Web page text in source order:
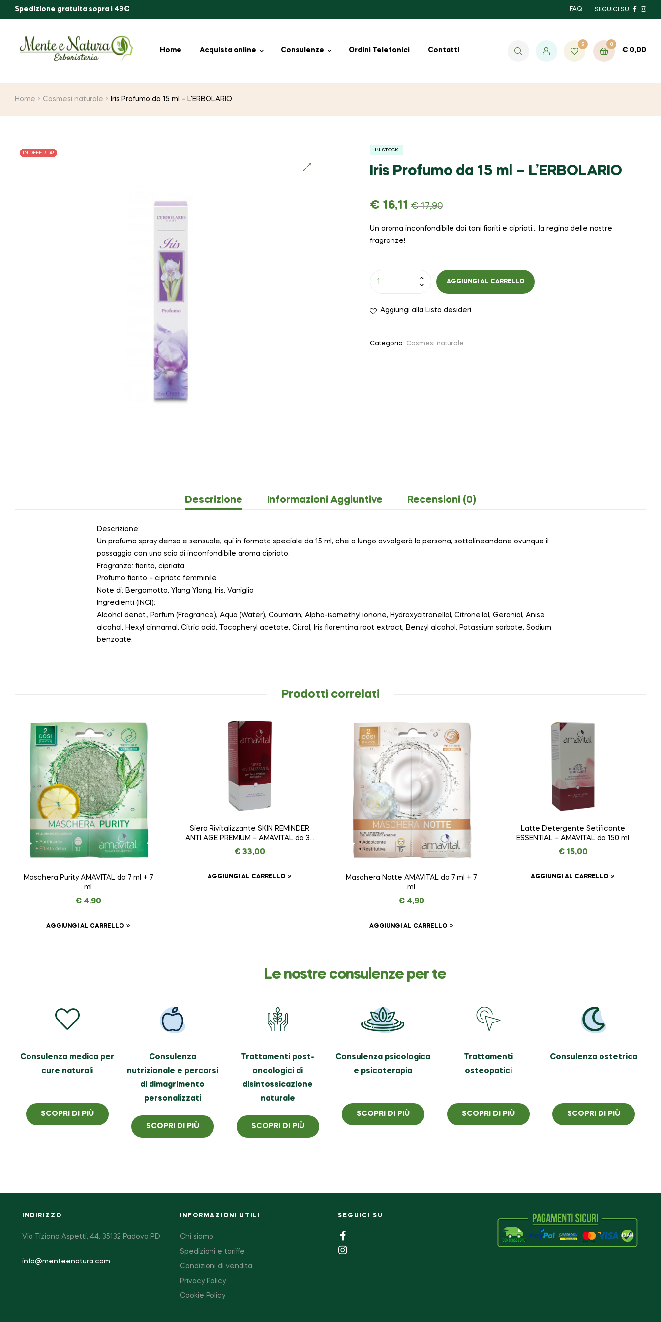
Spedizione gratuita sopra i 49€ FAQ SEGUICI SU
Home Acquista online Consulenze Ordini Telefonici Contatti
5 0
€ 0,00
Home Cosmesi naturale Iris Profumo da 15 ml – L’ERBOLARIO
IN OFFERTA!
IN STOCK
Iris Profumo da 15 ml – L’ERBOLARIO
€17,90
€ 16,11
Un aroma inconfondibile dai toni fioriti e cipriati… la regina delle nostre
fragranze!
AGGIUNGI AL CARRELLO
Aggiungi alla Lista desideri
Categoria: Cosmesi naturale
Descrizione Informazioni Aggiuntive Recensioni (0)
Descrizione:
Un profumo spray denso e sensuale, qui in formato speciale da 15 ml, che a lungo avvolgerà la persona, sottolineandone ovunque il
passaggio con una scia di inconfondibile aroma cipriato.
Fragranza: fiorita, cipriata
Profumo fiorito – cipriato femminile
Note di: Bergamotto, Ylang Ylang, Iris, Vaniglia
Ingredienti (INCI):
Alcohol denat., Parfum (Fragrance), Aqua (Water), Coumarin, Alpha-isomethyl ionone, Hydroxycitronellal, Citronellol, Geraniol, Anise
alcohol, Hexyl cinnamal, Citric acid, Tocopheryl acetate, Citral, Iris florentina root extract, Benzyl alcohol, Potassium sorbate, Sodium
benzoate.
Prodotti correlati
Maschera Purity AMAVITAL da 7 ml + 7
ml
€4,90
AGGIUNGI AL CARRELLO
Siero Rivitalizzante SKIN REMINDER
ANTI AGE PREMIUM – AMAVITAL da 30
ml
€ 33,00
AGGIUNGI AL CARRELLO
Maschera Notte AMAVITAL da 7 ml + 7
ml
€4,90
AGGIUNGI AL CARRELLO
Latte Detergente Setificante
ESSENTIAL – AMAVITAL da 150 ml
€15,00
AGGIUNGI AL CARRELLO
Le nostre consulenze per te
Consulenza medica per
cure naturali
SCOPRI DI PIÙ
Consulenza
nutrizionale e percorsi
di dimagrimento
personalizzati
SCOPRI DI PIÙ
Trattamenti post-
oncologici di
disintossicazione
naturale
SCOPRI DI PIÙ
Consulenza psicologica
e psicoterapia
SCOPRI DI PIÙ
Trattamenti
osteopatici
SCOPRI DI PIÙ
Consulenza ostetrica
SCOPRI DI PIÙ
INDIRIZZO
Via Tiziano Aspetti, 44, 35132 Padova PD
info@menteenatura.com
INFORMAZIONI UTILI
Chi siamo
Spedizioni e tariffe
Condizioni di vendita
Privacy Policy
Cookie Policy
SEGUICI SU